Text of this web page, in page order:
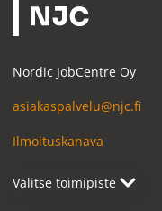
Nordic JobCentre Oy
asiakaspalvelu@njc.fi
Ilmoituskanava